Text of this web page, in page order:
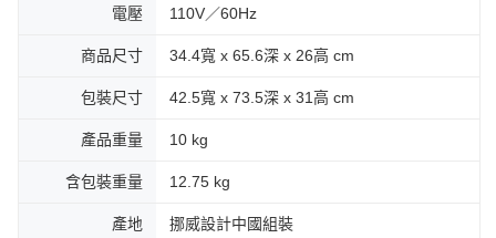
電壓 110V／60Hz
商品尺寸 34.4寬 x 65.6深 x 26高 cm
包裝尺寸 42.5寬 x 73.5深 x 31高 cm
產品重量 10 kg
含包裝重量 12.75 kg
產地 挪威設計中國組裝